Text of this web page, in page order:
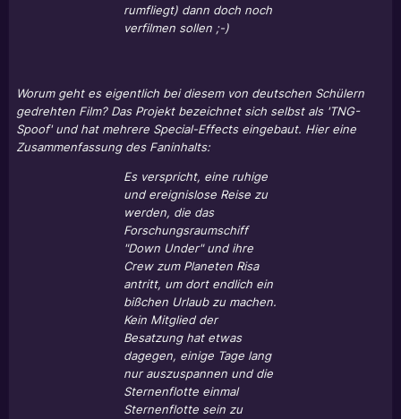
rumfliegt) dann doch noch
verfilmen sollen ;-)
Worum geht es eigentlich bei diesem von deutschen Schülern
gedrehten Film? Das Projekt bezeichnet sich selbst als 'TNG-
Spoof' und hat mehrere Special-Effects eingebaut. Hier eine
Zusammenfassung des Faninhalts:
Es verspricht, eine ruhige
und ereignislose Reise zu
werden, die das
Forschungsraumschiff
"Down Under" und ihre
Crew zum Planeten Risa
antritt, um dort endlich ein
bißchen Urlaub zu machen.
Kein Mitglied der
Besatzung hat etwas
dagegen, einige Tage lang
nur auszuspannen und die
Sternenflotte einmal
Sternenflotte sein zu